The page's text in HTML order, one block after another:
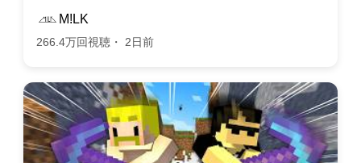
M!LK
266.4万回視聴・ 2日前